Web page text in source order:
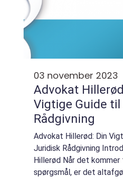
03 november 2023
Advokat
Vigtige Guide
Rådgivning
Advokat Hillerød: Din
Juridisk Rådgivning
Hillerød Når det kommer
spørgsmål, er det